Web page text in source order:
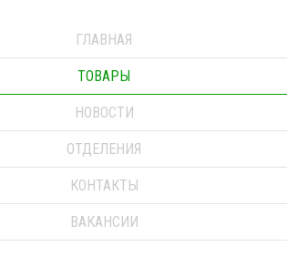
ГЛАВНАЯ
ТОВАРЫ
НОВОСТИ
ОТДЕЛЕНИЯ
КОНТАКТЫ
ВАКАНСИИ